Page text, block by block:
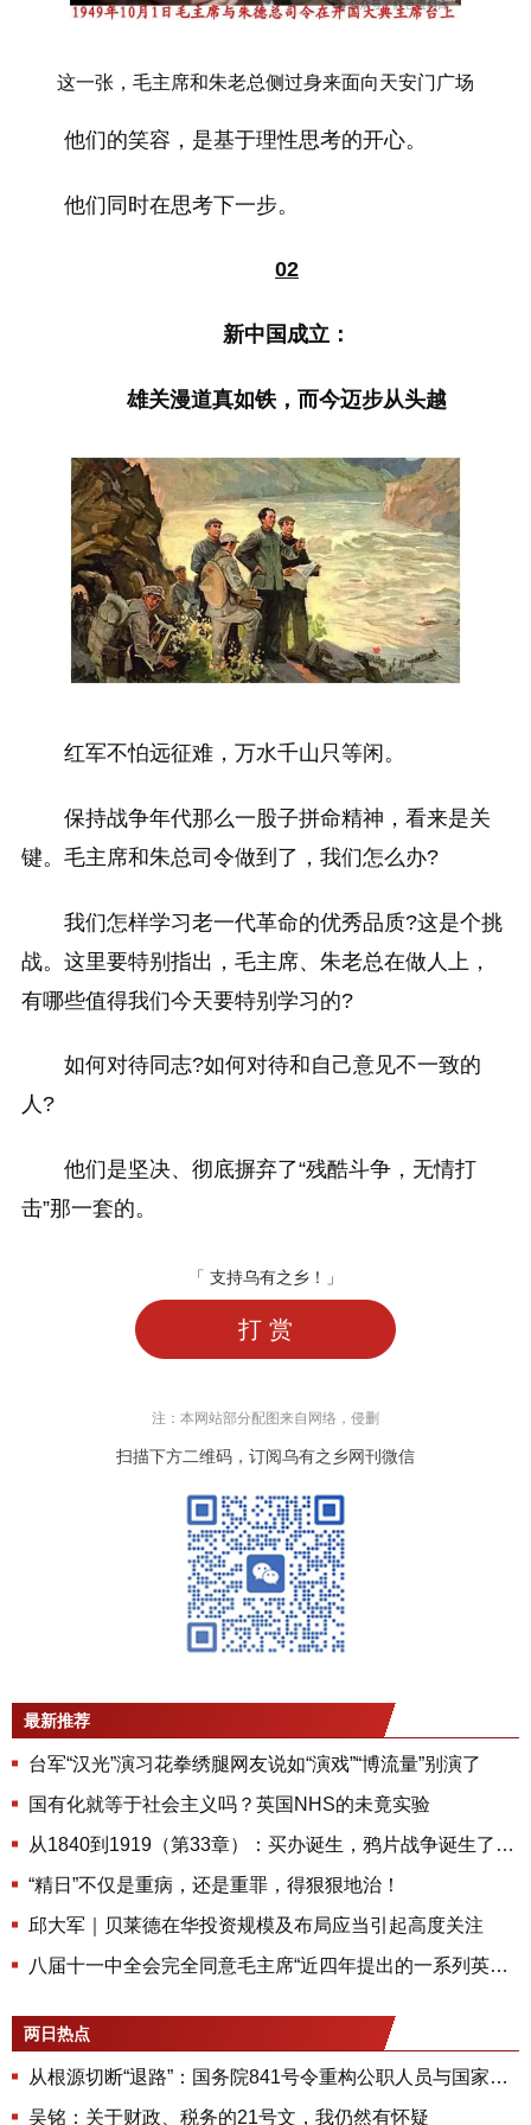
这一张，毛主席和朱老总侧过身来面向天安门广场
他们的笑容，是基于理性思考的开心。
他们同时在思考下一步。
02
新中国成立：
雄关漫道真如铁，而今迈步从头越
红军不怕远征难，万水千山只等闲。
保持战争年代那么一股子拼命精神，看来是关
键。毛主席和朱总司令做到了，我们怎么办?
我们怎样学习老一代革命的优秀品质?这是个挑
战。这里要特别指出，毛主席、朱老总在做人上，
有哪些值得我们今天要特别学习的?
如何对待同志?如何对待和自己意见不一致的
人?
他们是坚决、彻底摒弃了“残酷斗争，无情打
击”那一套的。
「 支持乌有之乡！」
打 赏
注：本网站部分配图来自网络，侵删
扫描下方二维码，订阅乌有之乡网刊微信
最新推荐
台军“汉光”演习花拳绣腿网友说如“演戏”“博流量”别演了
国有化就等于社会主义吗？英国NHS的未竟实验
从1840到1919（第33章）：买办诞生，鸦片战争诞生了的买办对后世有什么影响
“精日”不仅是重病，还是重罪，得狠狠地治！
邱大军｜贝莱德在华投资规模及布局应当引起高度关注
八届十一中全会完全同意毛主席“近四年提出的一系列英明决策”：主要有哪九项？
两日热点
从根源切断“退路”：国务院841号令重构公职人员与国家的契约
吴铭：关于财政、税务的21号文，我仍然有怀疑